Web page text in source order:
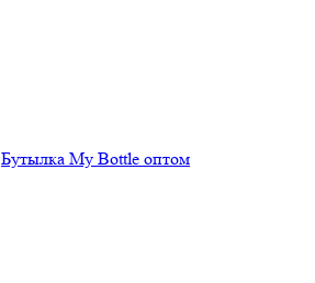
Бутылка My Bottle оптом